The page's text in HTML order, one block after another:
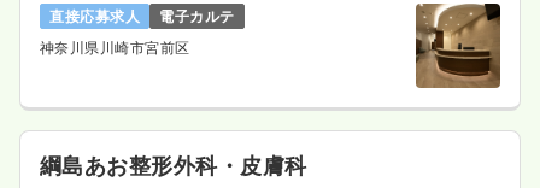
直接応募求人
電子カルテ
神奈川県川崎市宮前区
綱島あお整形外科・皮膚科